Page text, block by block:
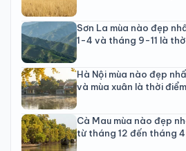
Sơn La mùa nào đẹp
1-4 và tháng 9-11 là
Hà Nội mùa nào đẹp
và mùa xuân là thời
Cà Mau mùa nào đẹp
từ tháng 12 đến tháng 4